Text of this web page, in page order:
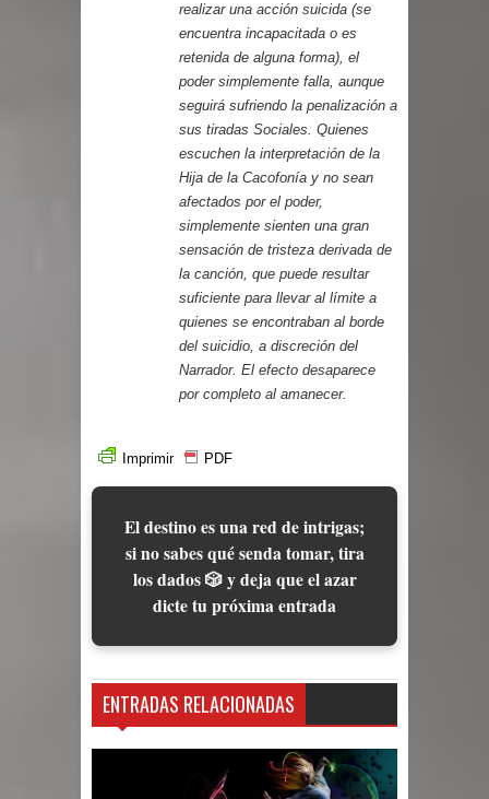
realizar una acción suicida (se
encuentra incapacitada o es
retenida de alguna forma), el
poder simplemente falla, aunque
seguirá sufriendo la penalización a
sus tiradas Sociales. Quienes
escuchen la interpretación de la
Hija de la Cacofonía y no sean
afectados por el poder,
simplemente sienten una gran
sensación de tristeza derivada de
la canción, que puede resultar
suficiente para llevar al límite a
quienes se encontraban al borde
del suicidio, a discreción del
Narrador. El efecto desaparece
por completo al amanecer.
Imprimir PDF
El destino es una red de intrigas;
si no sabes qué senda tomar, tira
los dados 🎲 y deja que el azar
dicte tu próxima entrada
ENTRADAS RELACIONADAS